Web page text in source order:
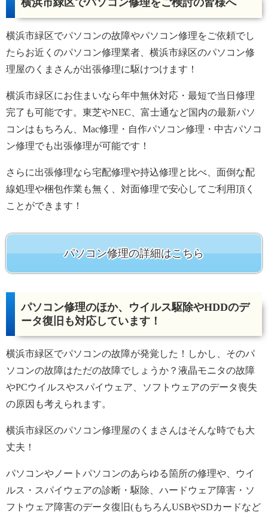
横浜市緑区でパソコン修理をご検討の皆様へ
横浜市緑区でパソコンの故障やパソコン修理をご依頼でし
たらお近くのパソコン修理業者、横浜市緑区のパソコン修
理屋のくまさんが出張修理に駆けつけます！
横浜市緑区にお住まいなら年中無休対応・最短で当日修理
完了も可能です。東芝やNEC、富士通など国内の最新パソ
コンはもちろん、Mac修理・自作パソコン修理・中古パソコ
ン修理でも出張修理が可能です！
さらに出張修理なら宅配修理や持込修理と比べ、面倒な配
線処理や梱包作業も無く、対面修理で安心してご利用頂く
ことができます！
パソコン修理の詳細はこちら
パソコン修理のほか、ウイルス駆除やHDDのデ
ータ復旧も対応しています！
横浜市緑区でパソコンの故障が発覚した！しかし、そのパ
ソコンの故障はただの故障でしょうか？液晶モニタの故障
やPCウイルスやスパイウェア、ソフトウェアのデータ喪失
の原因も考えられます。
横浜市緑区のパソコン修理屋のくまさんはそんな時でも大
丈夫！
パソコンやノートパソコンのあらゆる箇所の修理や、ウイ
ルス・スパイウェアの診断・駆除、ハードウェア障害・ソ
フトウェア障害のデータ復旧(もちろんUSBやSDカードなど